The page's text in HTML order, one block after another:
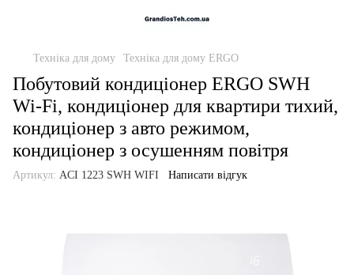
Техніка для дому Техніка для дому ERGO
Побутовий кондиціонер ERGO SWH
Wi-Fi, кондиціонер для квартири тихий,
кондиціонер з авто режимом,
кондиціонер з осушенням повітря
Артикул: ACI 1223 SWН WIFI Написати відгук